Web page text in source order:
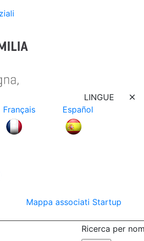
LINGUE
Français Español
Mappa associati Startup
Ricerca per